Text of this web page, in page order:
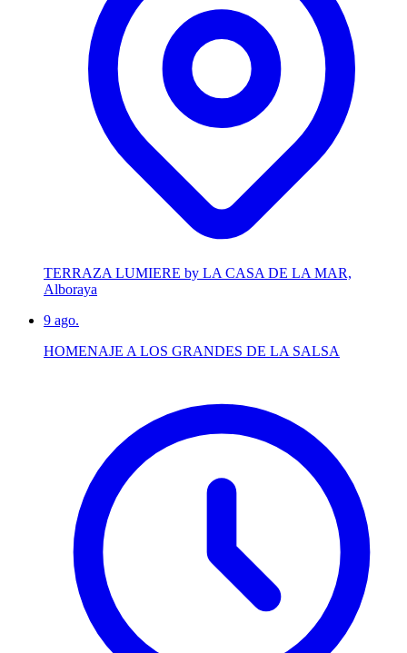
TERRAZA LUMIERE by LA CASA DE LA MAR,
Alboraya
9 ago.
HOMENAJE A LOS GRANDES DE LA SALSA